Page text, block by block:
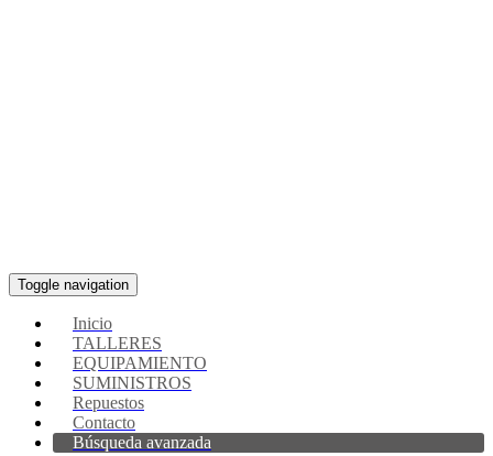
Toggle navigation
Inicio
TALLERES
EQUIPAMIENTO
SUMINISTROS
Repuestos
Contacto
Búsqueda avanzada